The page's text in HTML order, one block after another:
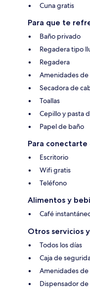
Cuna gratis
Para que te
Baño privado
Regadera tipo
Regadera
Amenidades
Secadora de
Toallas
Cepillo y pasta
Papel de baño
Para
Escritorio
Wifi gratis
Teléfono
Alimentos y
Café
Otros servicios
Todos los días
Caja de
Amenidades
Dispensador